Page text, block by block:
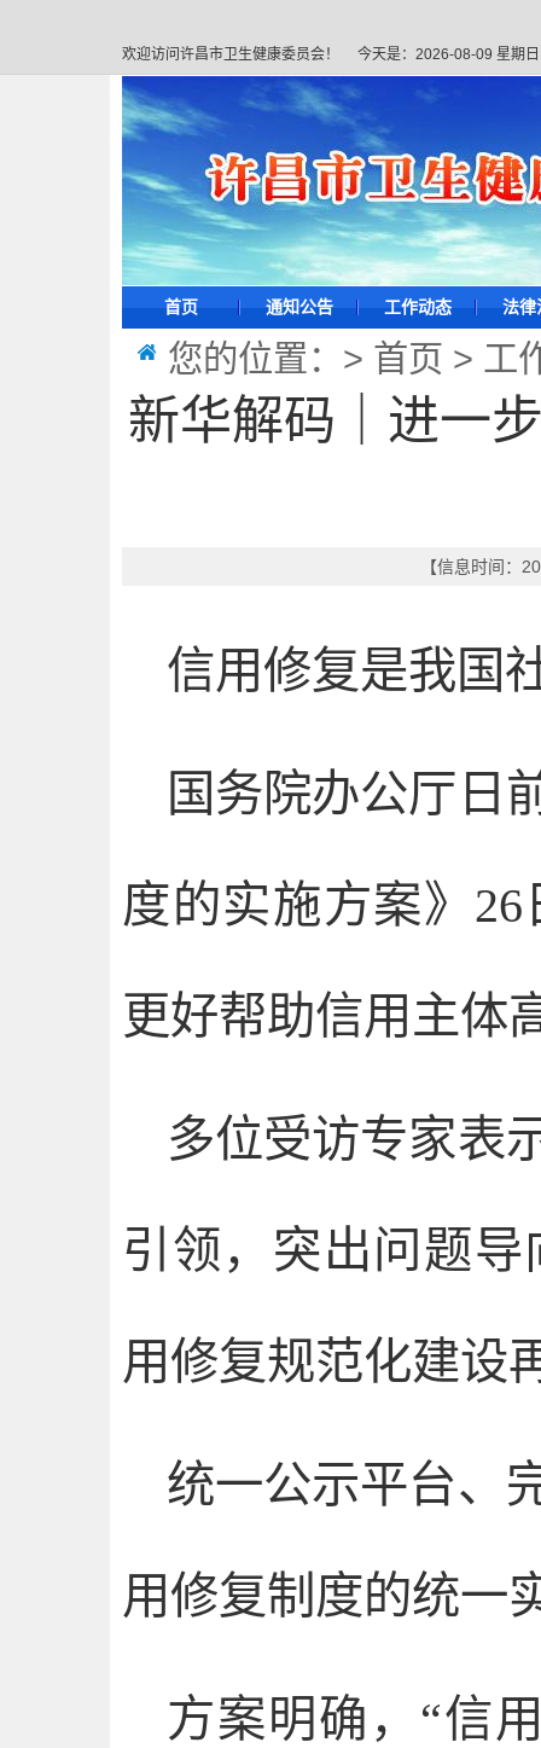
欢迎访问许昌市卫生健康委员会！ 今天是： 2026-08-09 星期日
首页 通知公告 工作动态 法律
您的位置：> 首页 > 工
新华解码｜进一
【信息时间：
信用修复是我国
国务院办公厅日
度的实施方案》
更好帮助信用主体
多位受访专家表
引领，突出问题
用修复规范化建设
统一公示平台、
用修复制度的统
方案明确，“信